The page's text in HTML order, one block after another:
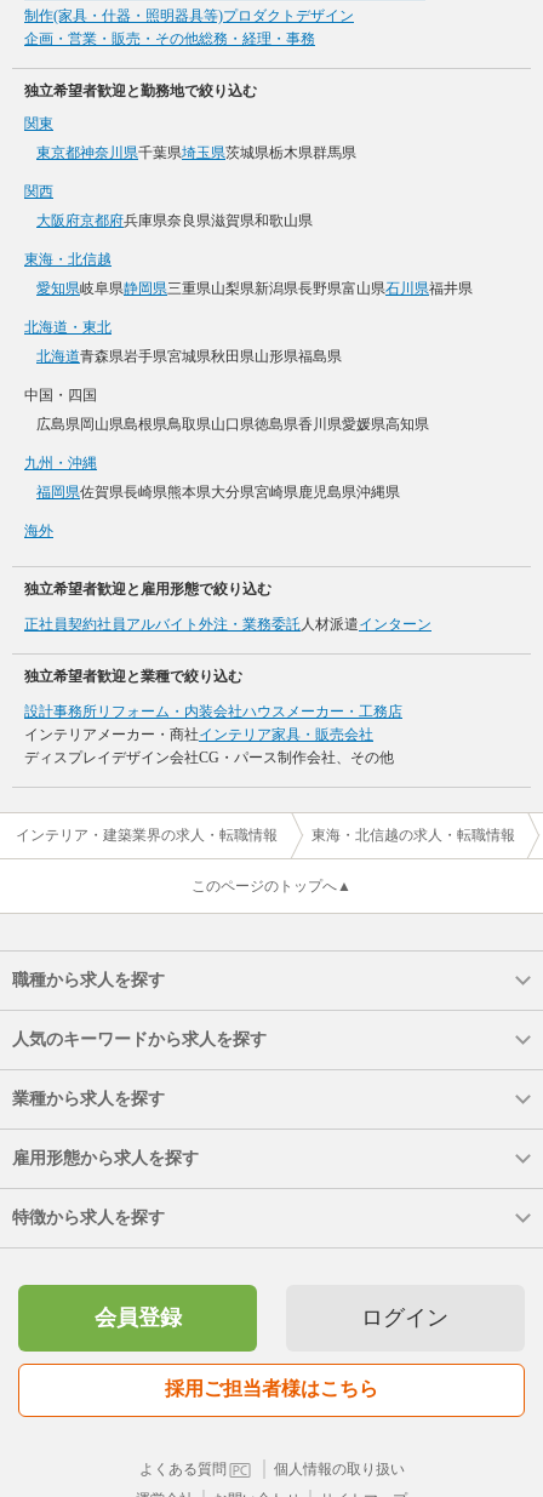
制作(家具・什器・照明器具等)プロダクトデザイン
企画・営業・販売・その他総務・経理・事務
独立希望者歓迎と勤務地で絞り込む
関東
東京都神奈川県千葉県埼玉県茨城県栃木県群馬県
関西
大阪府京都府兵庫県奈良県滋賀県和歌山県
東海・北信越
愛知県岐阜県静岡県三重県山梨県新潟県長野県富山県石川県福井県
北海道・東北
北海道青森県岩手県宮城県秋田県山形県福島県
中国・四国
広島県岡山県島根県鳥取県山口県徳島県香川県愛媛県高知県
九州・沖縄
福岡県佐賀県長崎県熊本県大分県宮崎県鹿児島県沖縄県
海外
独立希望者歓迎と雇用形態で絞り込む
正社員契約社員アルバイト 外注・業務委託人材派遣インターン
独立希望者歓迎と業種で絞り込む
設計事務所リフォーム・内装会社ハウスメーカー・工務店
インテリアメーカー・商社インテリア家具・販売会社
ディスプレイデザイン会社CG・パース制作会社、その他
インテリア・建築業界の求人・転職情報 東海・北信越の求人・転職情報
このページのトップへ▲
職種から求人を探す
人気のキーワードから求人を探す
業種から求人を探す
雇用形態から求人を探す
特徴から求人を探す
会員登録 ログイン
採用ご担当者様はこちら
よくある質問
個人情報の取り扱い